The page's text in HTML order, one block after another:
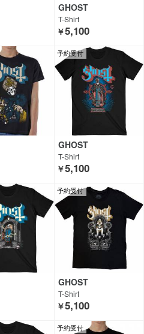
GHOST
T-Shirt
￥5,100
予約受付
GHOST
T-Shirt
￥5,100
予約受付
GHOST
T-Shirt
￥5,100
予約受付